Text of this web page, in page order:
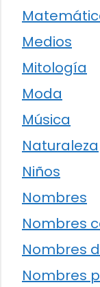
Medios
Mitología
Moda
Música
Naturaleza
Niños
Nombres
Nombres
Nombres
Nombres